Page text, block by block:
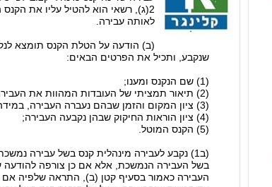
2(ג), רשאי הוא להטיל עליו את
לאותה עבירה.
(ב) הודעה על הטלת הקנס תומצא
שנקבע, ותכיל את הפרטים הבאים:
(1) שם הנקנס ומענו;
(2) תיאור תמציתי של העובדות המהוות את העבירה;
(3) ציון המקום והזמן שבהם נעברה העבירה, במידה שאפשר לבררם;
(4) ציון הוראות החיקוק שבהן נקבעה העבירה;
(5) הקנס המוטל.
(ב1) נקבע לעבירה מינהלית קנס בשל עבירה
בשל העבירה הנמשכת, אלא אם כן צורפה להודעה
העבירה כאמור בסעיף קטן (ב), התראה שלפיה